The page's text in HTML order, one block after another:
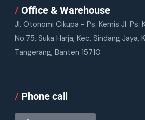
/ Office & Warehouse
Jl. Otonomi Cikupa - Ps. Kemis Jl. Ps.
No.75, Suka Harja, Kec. Sindang Jaya,
Tangerang, Banten 15710
/ Phone call